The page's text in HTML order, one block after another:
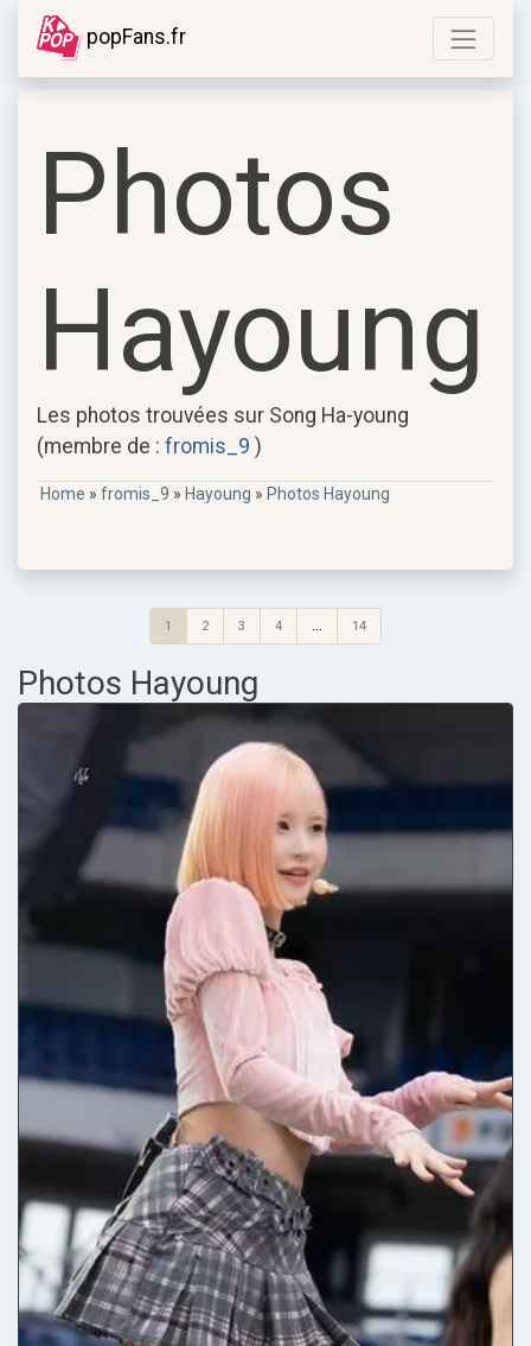
popFans.fr
Photos
Hayoung
Les photos trouvées sur Song Ha-young
(membre de : fromis_9 )
Home » fromis_9 » Hayoung » Photos Hayoung
1 2 3 4 ... 14
Photos Hayoung